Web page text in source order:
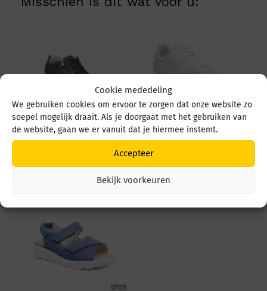
Cookie mededeling
We gebruiken cookies om ervoor te zorgen dat onze website zo
soepel mogelijk draait. Als je doorgaat met het gebruiken van
de website, gaan we er vanuit dat je hiermee instemt.
Accepteer
Bekijk voorkeuren
Waldlaufer Inessa
€139,95
Waldlaufer Inessa
928001 148 Offwhite
€139,95